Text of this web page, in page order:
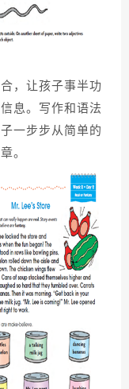
，让孩子事半功
息。写作和语法
一步步从简单的
。